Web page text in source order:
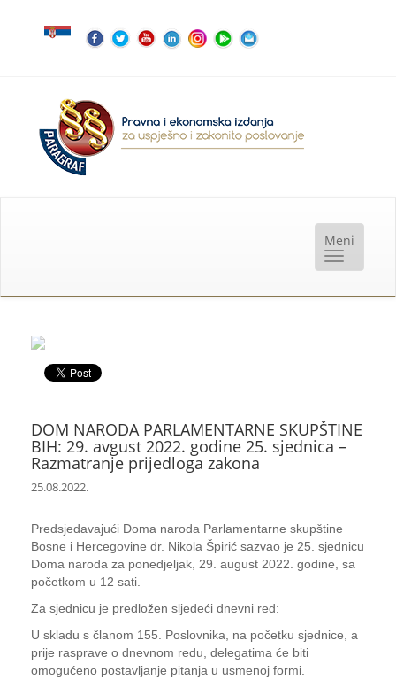
DOM NARODA PARLAMENTARNE SKUPŠTINE
BIH: 29. avgust 2022. godine 25. sjednica –
Razmatranje prijedloga zakona
25.08.2022.
Predsjedavajući Doma naroda Parlamentarne skupštine
Bosne i Hercegovine dr. Nikola Špirić sazvao je 25. sjednicu
Doma naroda za ponedjeljak, 29. august 2022. godine, sa
početkom u 12 sati.
Za sjednicu je predložen sljedeći dnevni red:
U skladu s članom 155. Poslovnika, na početku sjednice, a
prije rasprave o dnevnom redu, delegatima će biti
omogućeno postavljanje pitanja u usmenoj formi.